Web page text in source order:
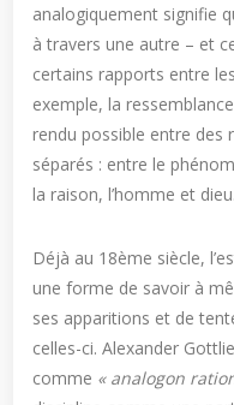
analogiquement signifie
à travers une autre – et
certains rapports entre
exemple, la
rendu possible entre des
séparés : entre le
la raison, l’homme et dieu.
Déjà au 18ème siècle,
une forme de savoir à
ses apparitions et de
celles-ci. Alexander
comme « analogon